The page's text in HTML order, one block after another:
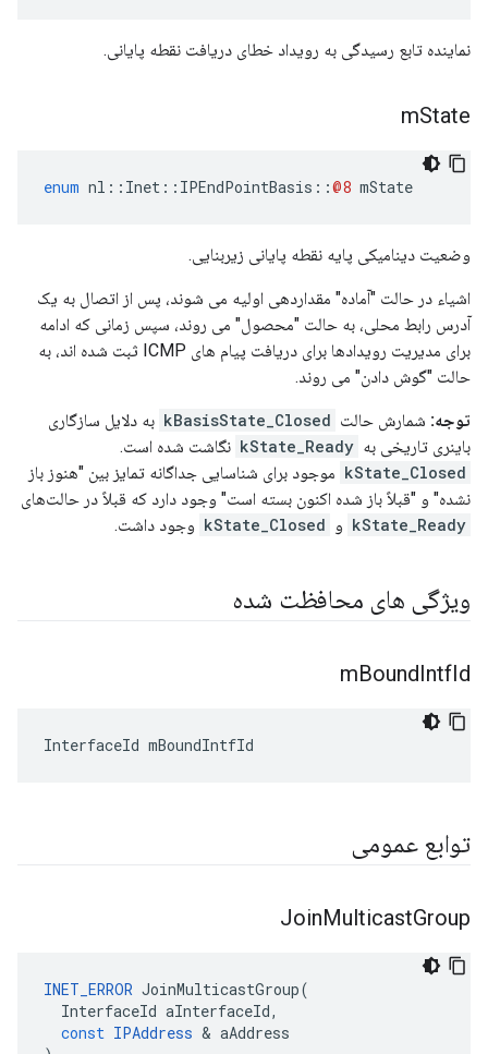
نماینده تابع رسیدگی به رویداد خطای دریافت نقطه پایانی.
mState
enum nl :: Inet :: IPEndPointBasis ::@8 mState
وضعیت دینامیکی پایه نقطه پایانی زیربنایی.
اشیاء در حالت "آماده" مقداردهی اولیه می شوند، پس از اتصال به یک
آدرس رابط محلی، به حالت "محصول" می روند، سپس زمانی که ادامه
برای مدیریت رویدادها برای دریافت پیام های ICMP ثبت شده اند، به
حالت "گوش دادن" می روند.
توجه: شمارش حالت kBasisState_Closed به دلایل سازگاری
باینری تاریخی به kState_Ready نگاشت شده است.
kState_Closed موجود برای شناسایی جداگانه تمایز بین "هنوز باز
نشده" و "قبلاً باز شده اکنون بسته است" وجود دارد که قبلاً در حالت‌های
kState_Ready و kState_Closed وجود داشت.
ویژگی های محافظت شده
mBoundIntfId
InterfaceId mBoundIntfId
توابع عمومی
JoinMulticastGroup
INET_ERROR JoinMulticastGroup(
InterfaceId aInterfaceId,
const IPAddress & aAddress